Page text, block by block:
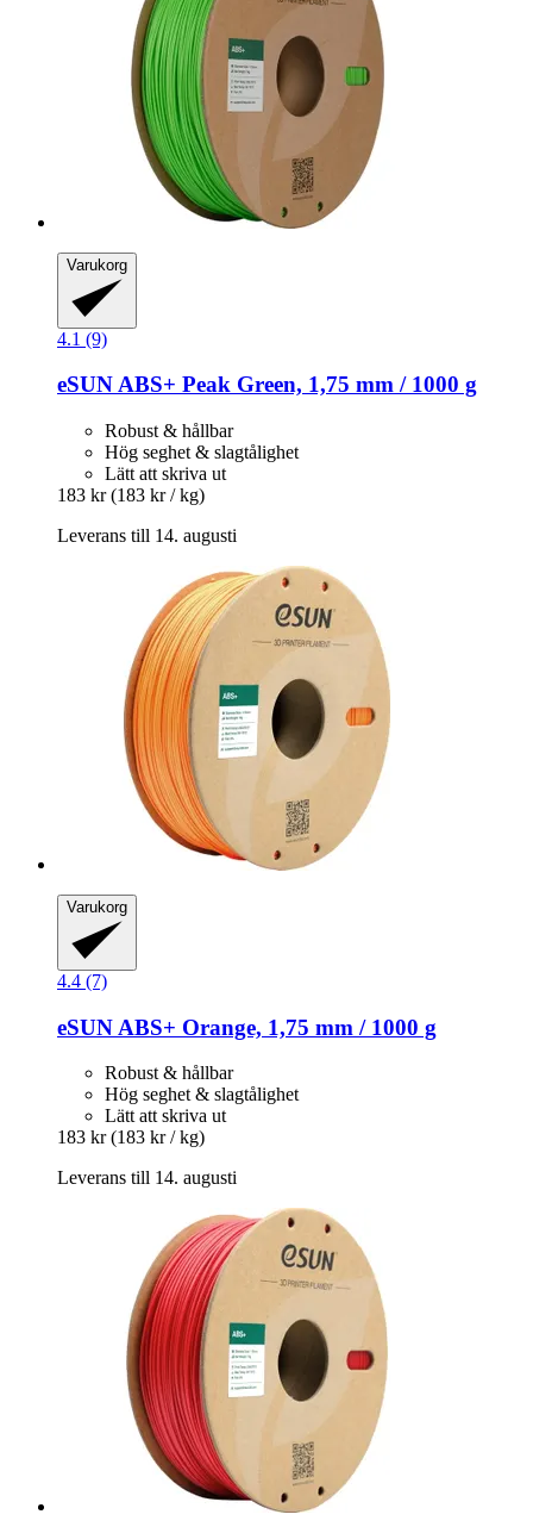
Varukorg
4.1 (9)
eSUNABS+ Peak Green, 1,75 mm / 1000 g
Robust & hållbar
Hög seghet & slagtålighet
Lätt att skriva ut
183 kr (183 kr / kg)
Leverans till 14. augusti
Varukorg
4.4 (7)
eSUN ABS+ Orange, 1,75 mm / 1000 g
Robust & hållbar
Hög seghet & slagtålighet
Lätt att skriva ut
183 kr (183 kr / kg)
Leverans till 14. augusti